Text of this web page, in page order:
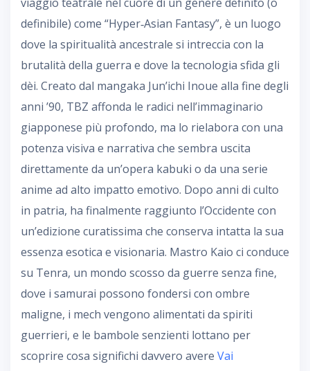
definibile) come “Hyper‑Asian Fantasy”, è un luogo
dove la spiritualità ancestrale si intreccia con la
brutalità della guerra e dove la tecnologia sfida gli
dèi. Creato dal mangaka Jun’ichi Inoue alla fine degli
anni ’90, TBZ affonda le radici nell’immaginario
giapponese più profondo, ma lo rielabora con una
potenza visiva e narrativa che sembra uscita
direttamente da un’opera kabuki o da una serie
anime ad alto impatto emotivo. Dopo anni di culto
in patria, ha finalmente raggiunto l’Occidente con
un’edizione curatissima che conserva intatta la sua
essenza esotica e visionaria. Mastro Kaio ci conduce
su Tenra, un mondo scosso da guerre senza fine,
dove i samurai possono fondersi con ombre
maligne, i mech vengono alimentati da spiriti
guerrieri, e le bambole senzienti lottano per
scoprire cosa significhi davvero avere Vai